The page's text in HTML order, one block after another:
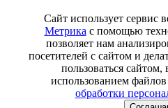
Сайт использует сервис
Метрика с помощью
позволяет нам
посетителей с сайтом и
пользоваться сайтом,
использованием
обработки